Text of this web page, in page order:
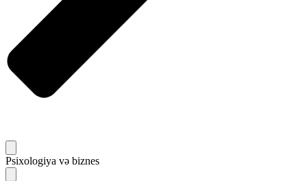
Psixologiya və biznes